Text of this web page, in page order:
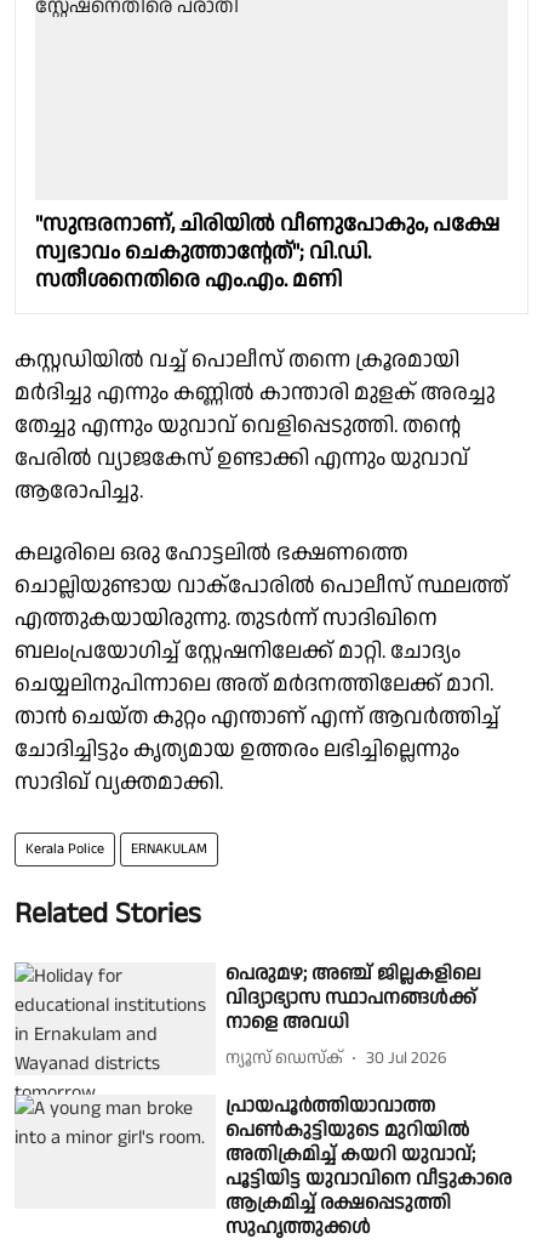
"സുന്ദരനാണ്, ചിരിയിൽ വീണുപോകും, പക്ഷേ
സ്വഭാവം ചെകുത്താൻ്റേത്"; വി.ഡി.
സതീശനെതിരെ എം.എം. മണി
കസ്റ്റഡിയിൽ വച്ച് പൊലീസ് തന്നെ ക്രൂരമായി
മർദിച്ചു എന്നും കണ്ണിൽ കാന്താരി മുളക് അരച്ചു
തേച്ചു എന്നും യുവാവ് വെളിപ്പെടുത്തി. തൻ്റെ
പേരിൽ വ്യാജകേസ് ഉണ്ടാക്കി എന്നും യുവാവ്
ആരോപിച്ചു.
കലൂരിലെ ഒരു ഹോട്ടലിൽ ഭക്ഷണത്തെ
ചൊല്ലിയുണ്ടായ വാക്പോരിൽ പൊലീസ് സ്ഥലത്ത്
എത്തുകയായിരുന്നു. തുടർന്ന് സാദിഖിനെ
ബലംപ്രയോഗിച്ച് സ്റ്റേഷനിലേക്ക് മാറ്റി. ചോദ്യം
ചെയ്യലിനുപിന്നാലെ അത് മർദനത്തിലേക്ക് മാറി.
താൻ ചെയ്ത കുറ്റം എന്താണ് എന്ന് ആവർത്തിച്ച്
ചോദിച്ചിട്ടും കൃത്യമായ ഉത്തരം ലഭിച്ചില്ലെന്നും
സാദിഖ് വ്യക്തമാക്കി.
Kerala Police ERNAKULAM
Related Stories
പെരുമഴ; അഞ്ച് ജില്ലകളിലെ
വിദ്യാഭ്യാസ സ്ഥാപനങ്ങൾക്ക്
നാളെ അവധി
ന്യൂസ് ഡെസ്ക് 30 Jul 2026
പ്രായപൂർത്തിയാവാത്ത
പെൺകുട്ടിയുടെ മുറിയിൽ
അതിക്രമിച്ച് കയറി യുവാവ്;
പൂട്ടിയിട്ട യുവാവിനെ വീട്ടുകാരെ
ആക്രമിച്ച് രക്ഷപ്പെടുത്തി
സുഹൃത്തുക്കൾ